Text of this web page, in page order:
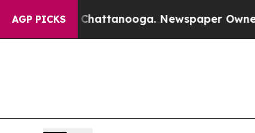
AGP PICKS
in Chattanooga. Newspaper Owner Calls